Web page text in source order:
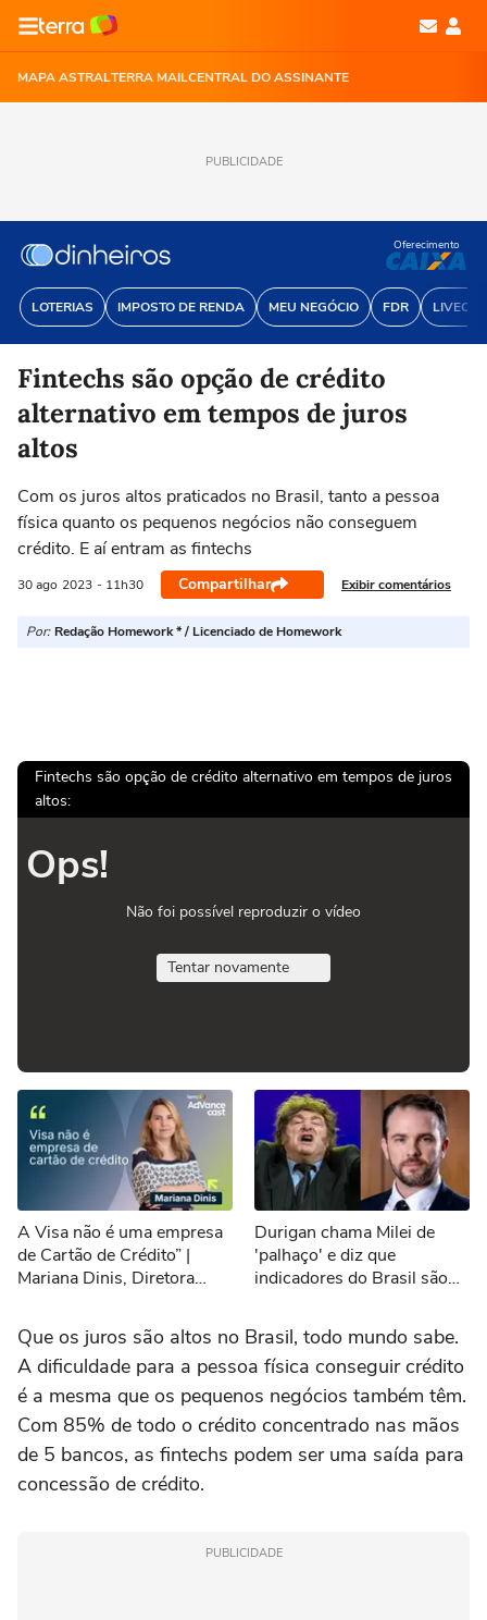
MAPA ASTRALTERRA MAILCENTRAL DO ASSINANTE
PUBLICIDADE
LOTERIAS IMPOSTO DE RENDA MEU NEGÓCIO FDR
Oferecimento
Fintechs são opção de crédito
alternativo em tempos de juros
altos
Com os juros altos praticados no Brasil, tanto a pessoa
física quanto os pequenos negócios não conseguem
crédito. E aí entram as fintechs
30 ago 2023 - 11h30 Compartilhar Exibir comentários
Por: Redação Homework * / Licenciado de Homework
Fintechs são opção de crédito alternativo em tempos de juros
altos:
Ops!
Não foi possível reproduzir o vídeo
Tentar novamente
A Visa não é uma empresa
de Cartão de Crédito” |
Mariana Dinis, Diretora
Visa do Brasil
Durigan chama Milei de
'palhaço' e diz que
indicadores do Brasil são
Argentina
Que os juros são altos no Brasil, todo mundo sabe.
A dificuldade para a pessoa física conseguir crédito
é a mesma que os pequenos negócios também têm.
Com 85% de todo o crédito concentrado nas mãos
de 5 bancos, as fintechs podem ser uma saída para
concessão de crédito.
PUBLICIDADE